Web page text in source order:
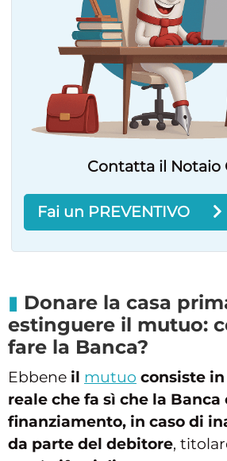
Contatta il Notaio
Fai un PREVENTIVO
Donare la casa
estinguere il mutuo:
fare la Banca?
Ebbene il mutuo consiste
reale che fa sì che la Banca
finanziamento, in caso di
da parte del debitore,